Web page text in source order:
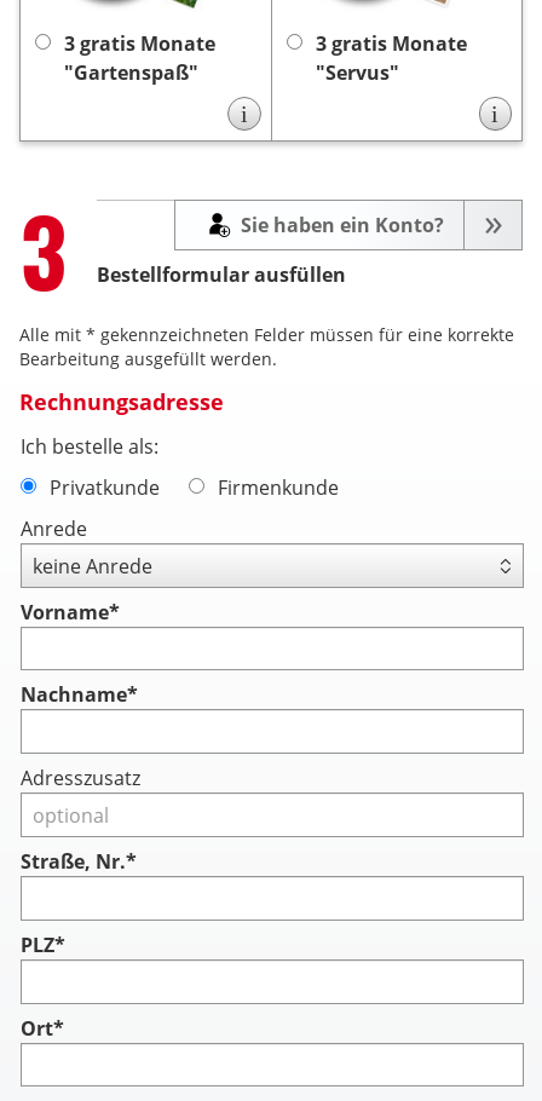
3 gratis Monate
"Gartenspaß"
notwendig.
i
3 gratis Monate
"Servus"
notwendig.
i
Step
3 Bestellformular ausfüllen
Sie haben ein Konto?
Alle mit * gekennzeichneten Felder müssen für eine korrekte
Bearbeitung ausgefüllt werden.
Rechnungsadresse
Ich bestelle als:
Privatkunde
Firmenkunde
Anrede
Vorname*
Nachname*
Adresszusatz
Straße, Nr.*
PLZ*
Ort*